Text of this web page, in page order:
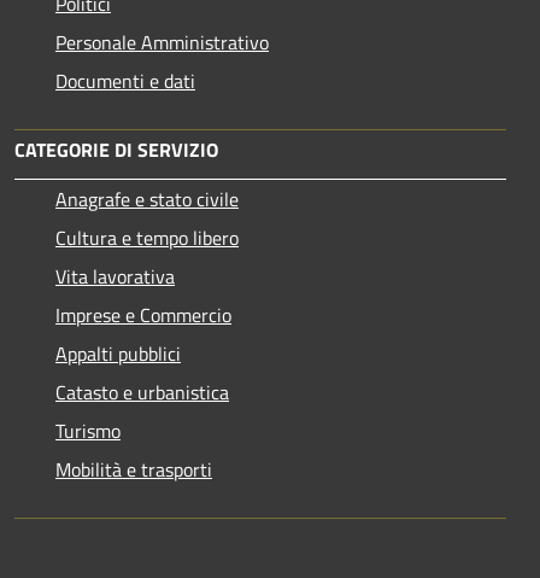
Personale Amministrativo
Documenti e dati
CATEGORIE DI SERVIZIO
Anagrafe e stato civile
Cultura e tempo libero
Vita lavorativa
Imprese e Commercio
Appalti pubblici
Catasto e urbanistica
Turismo
Mobilità e trasporti